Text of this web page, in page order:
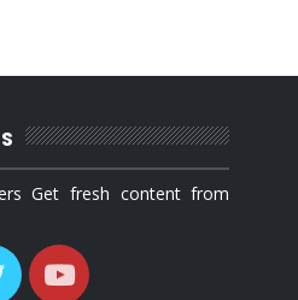
Get fresh content from